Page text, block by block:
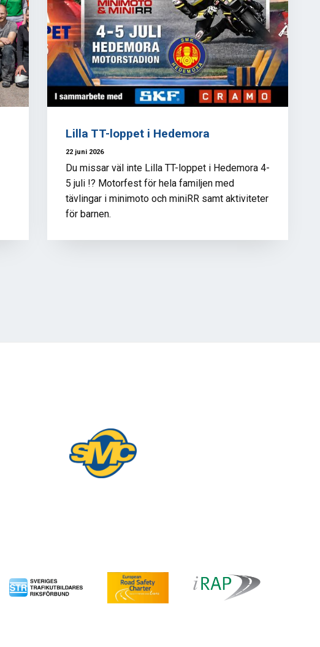
Lilla TT-loppet i Hedemora
22 juni 2026
Du missar väl inte Lilla TT-loppet i Hedemora 4-
5 juli !? Motorfest för hela familjen med
tävlingar i minimoto och miniRR samt aktiviteter
för barnen.